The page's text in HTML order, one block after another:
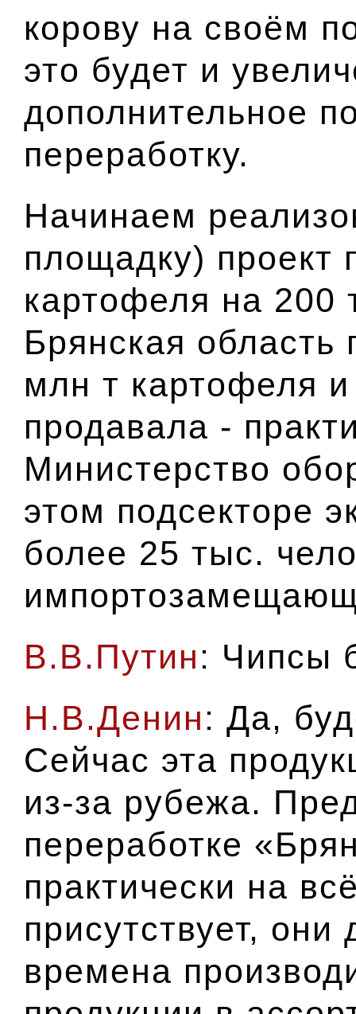
корову на своём
это будет и
дополнительное
переработку.
Начинаем
площадку) проект
картофеля на 200
Брянская область
млн т картофеля
продавала -
Министерство
этом подсекторе
более 25 тыс.
В.В.Путин: Чипсы
Н.В.Денин: Да,
Сейчас эта
из-за рубежа.
переработке
практически на
присутствует,
времена